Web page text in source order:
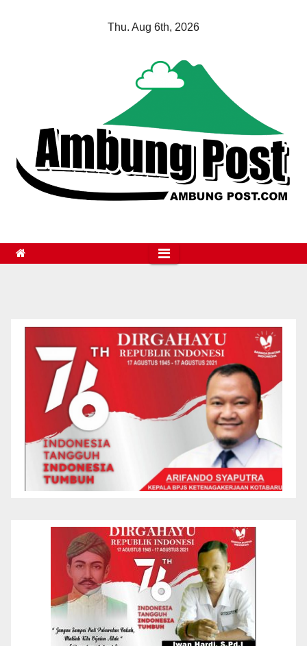
Thu. Aug 6th, 2026